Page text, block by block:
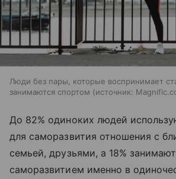
Люди без пары, которые воспринимает
занимаются спортом
источник:
До 82% одиноких людей
для саморазвития отношения с
семьей, друзьями, а 18%
саморазвитием именно в